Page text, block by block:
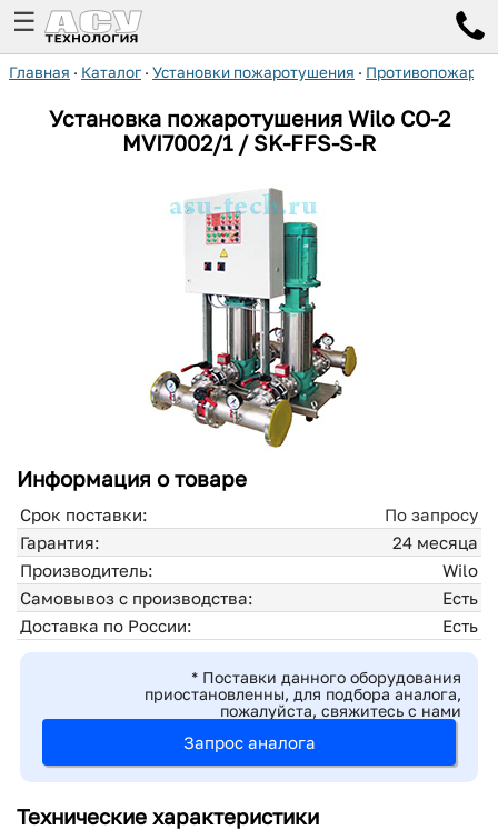
☰
Главная · Каталог · Установки пожаротушения ·
Установка пожаротушения Wilo CO-2
MVI7002/1 / SK-FFS-S-R
Информация о товаре
Срок поставки:
По запросу
Гарантия:
24 месяца
Производитель:
Wilo
Самовывоз с производства:
Есть
Доставка по России:
Есть
* Поставки данного оборудования
приостановленны, для подбора аналога,
пожалуйста, свяжитесь с нами
Запрос аналога
Технические характеристики